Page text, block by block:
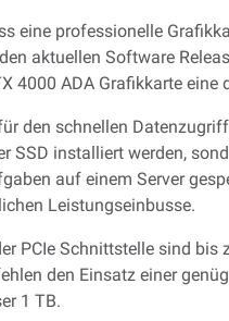
eine professionelle
aktuellen Software
4000 ADA Grafikkarte eine
den schnellen
installiert werden,
auf einem Server
Leistungseinbusse.
PCIe Schnittstelle sind
den Einsatz einer
1 TB.